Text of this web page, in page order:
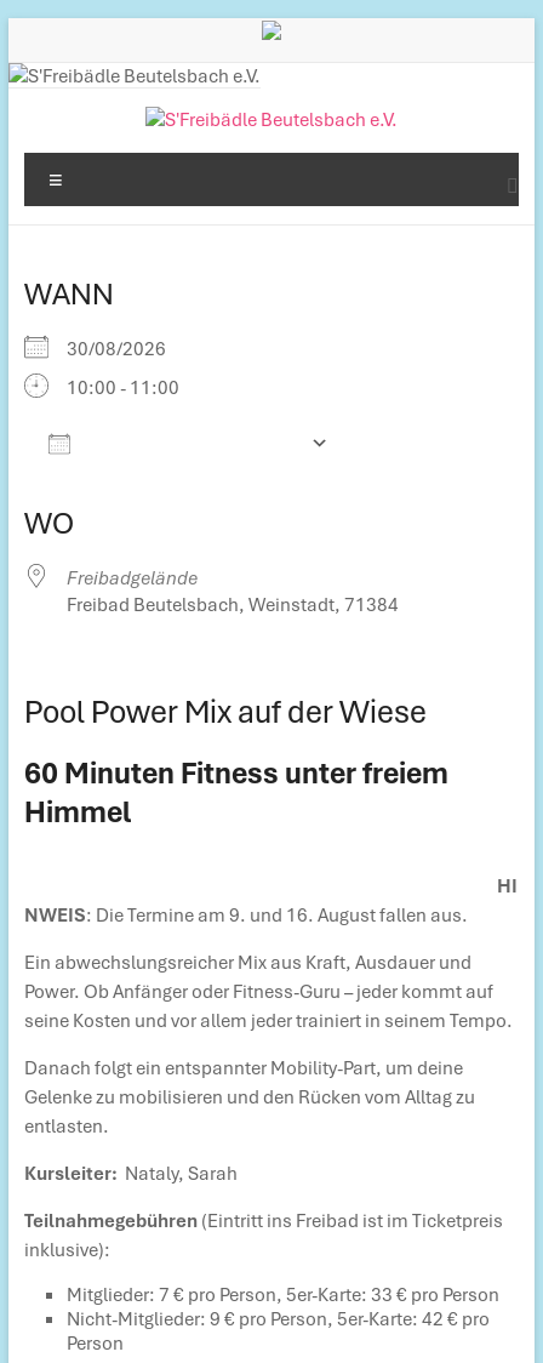
Inhalt
springen
S'Freibädle
Beutelsbach
Betreiber
des
Freibads
in
WANN
30/08/2026
10:00 - 11:00
WO
Freibadgelände
Freibad Beutelsbach, Weinstadt, 71384
Pool Power Mix auf der Wiese
60 Minuten Fitness unter freiem
Himmel
HI
NWEIS: Die Termine am 9. und 16. August fallen aus.
Ein abwechslungsreicher Mix aus Kraft, Ausdauer und
Power. Ob Anfänger oder Fitness-Guru – jeder kommt auf
seine Kosten und vor allem jeder trainiert in seinem Tempo.
Danach folgt ein entspannter Mobility-Part, um deine
Gelenke zu mobilisieren und den Rücken vom Alltag zu
entlasten.
Kursleiter: Nataly, Sarah
Teilnahmegebühren (Eintritt ins Freibad ist im Ticketpreis
inklusive):
Mitglieder: 7 € pro Person, 5er-Karte: 33 € pro Person
Nicht-Mitglieder: 9 € pro Person, 5er-Karte: 42 € pro
Person